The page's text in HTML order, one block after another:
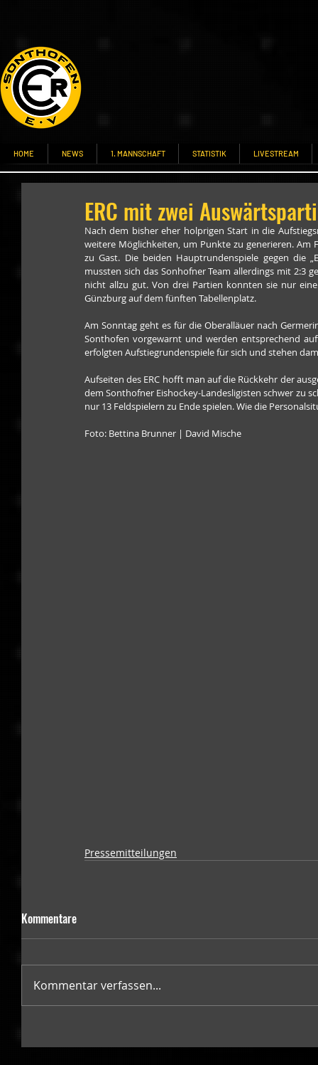
HOME NEWS 1. MANNSCHAFT STATISTIK LIVESTREAM
ERC mit zwei
Nach dem bisher eher holprigen Start in die
weitere Möglichkeiten, um Punkte zu generieren. Am
zu Gast. Die beiden Hauptrundenspiele gegen die
mussten sich das Sonhofner Team allerdings mit 2:3
nicht allzu gut. Von drei Partien konnten sie nur
Günzburg auf dem fünften Tabellenplatz.
Am Sonntag geht es für die Oberalläuer nach
Sonthofen vorgewarnt und werden entsprechend
erfolgten Aufstiegrundenspiele für sich und stehen
Aufseiten des ERC hofft man auf die Rückkehr der
dem Sonthofner Eishockey-Landesligisten schwer zu
nur 13 Feldspielern zu Ende spielen. Wie die
Foto: Bettina Brunner | David Mische
Pressemitteilungen
Kommentare
Kommentar verfassen...